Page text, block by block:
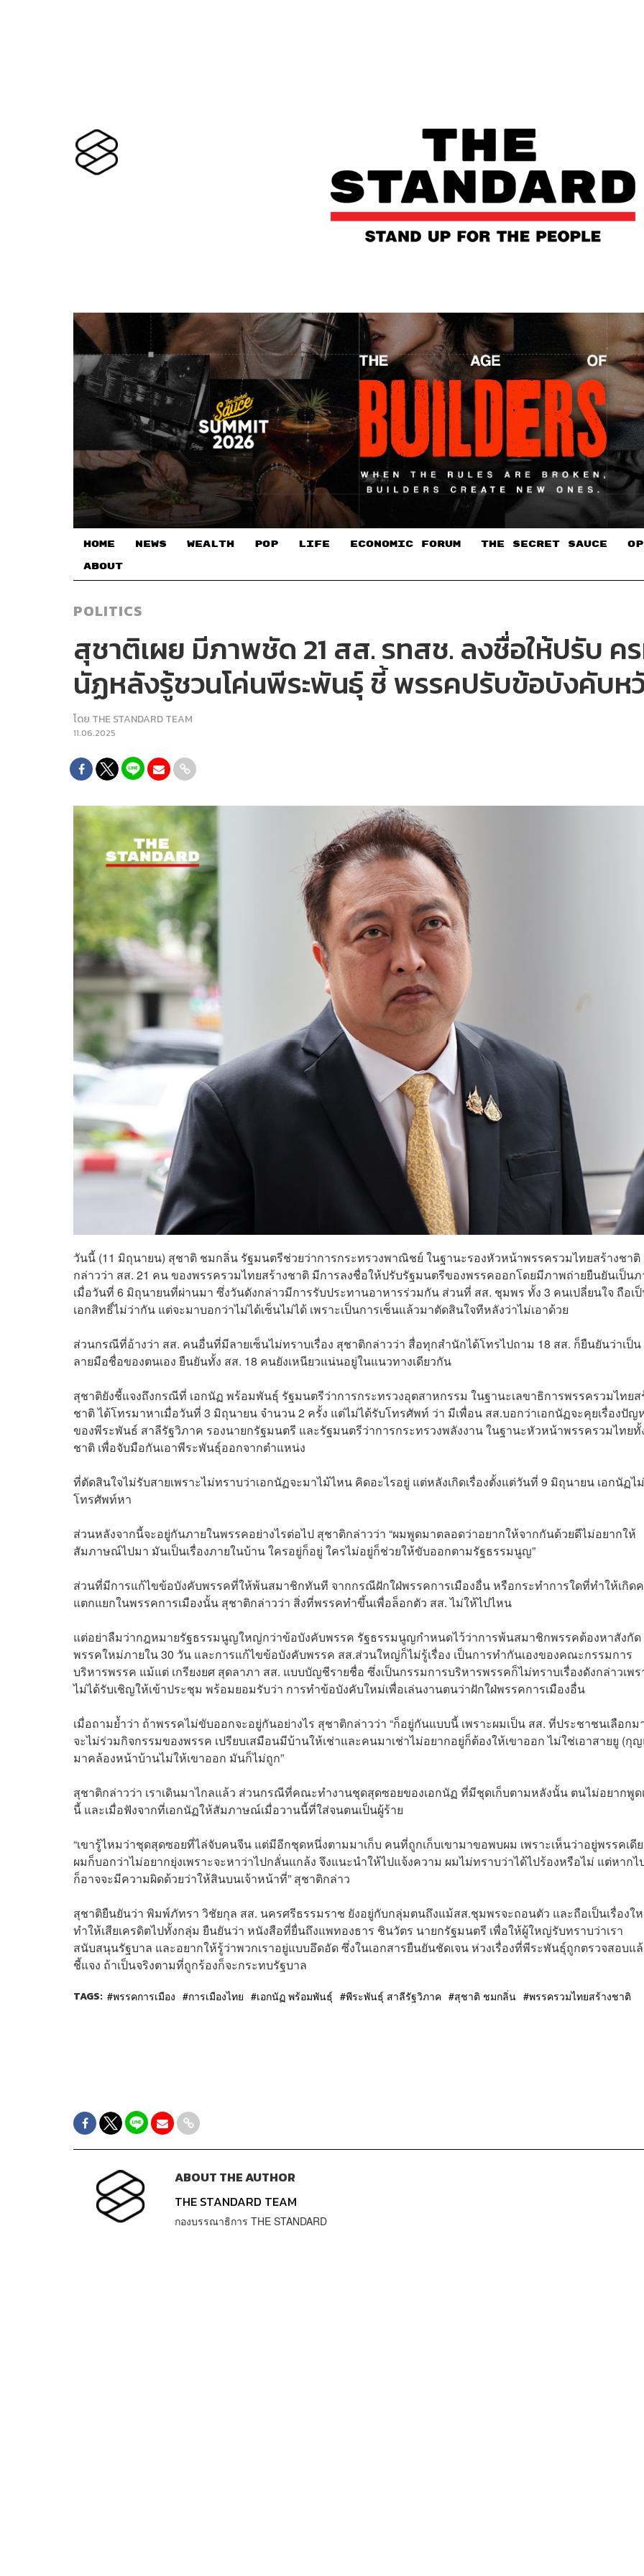
HOME NEWS WEALTH POP LIFE ECONOMIC FORUM THE SECRET SAUCE​
ABOUT
POLITICS
สุชาติเผย มีภาพชัด 21 สส. รทสช. ลงชื่อให้ปรับ ค
นัฏหลังรู้ชวนโค่นพีระพันธุ์ ชี้ พรรคปรับข้อบังคับห
โดย THE STANDARD TEAM
11.06.2025
วันนี้ (11 มิถุนายน) สุชาติ ชมกลิ่น รัฐมนตรีช่วยว่าการกระทรวงพาณิชย์ ในฐานะรองหัวหน้าพรรครวมไทยสร้างชาติ
กล่าวว่า สส. 21 คน ของพรรครวมไทยสร้างชาติ มีการลงชื่อให้ปรับรัฐมนตรีของพรรคออกโดยมีภาพถ่ายยืนยันเป็น
เมื่อวันที่ 6 มิถุนายนที่ผ่านมา ซึ่งวันดังกล่าวมีการรับประทานอาหารร่วมกัน ส่วนที่ สส. ชุมพร ทั้ง 3 คนเปลี่ยนใจ ถือเ
เอกสิทธิ์ไม่ว่ากัน แต่จะมาบอกว่าไม่ได้เซ็นไม่ได้ เพราะเป็นการเซ็นแล้วมาตัดสินใจทีหลังว่าไม่เอาด้วย
ส่วนกรณีที่อ้างว่า สส. คนอื่นที่มีลายเซ็นไม่ทราบเรื่อง สุชาติกล่าวว่า สื่อทุกสำนักได้โทรไปถาม 18 สส. ก็ยืนยันว่าเป็น
ลายมือชื่อของตนเอง ยืนยันทั้ง สส. 18 คนยังเหนียวแน่นอยู่ในแนวทางเดียวกัน
สุชาติยังชี้แจงถึงกรณีที่ เอกนัฏ พร้อมพันธ์ุ รัฐมนตรีว่าการกระทรวงอุตสาหกรรม ในฐานะเลขาธิการพรรครวมไทยส
ชาติ ได้โทรมาหาเมื่อวันที่ 3 มิถุนายน จำนวน 2 ครั้ง แต่ไม่ได้รับโทรศัพท์ ว่า มีเพื่อน สส.บอกว่าเอกนัฏจะคุยเรื่องปัญ
ของพีระพันธ์ สาลีรัฐวิภาค รองนายกรัฐมนตรี และรัฐมนตรีว่าการกระทรวงพลังงาน ในฐานะหัวหน้าพรรครวมไทยทั้
ชาติ เพื่อจับมือกันเอาพีระพันธ์ุออกจากตำแหน่ง
ที่ตัดสินใจไม่รับสายเพราะไม่ทราบว่าเอกนัฏจะมาไม้ไหน คิดอะไรอยู่ แต่หลังเกิดเรื่องตั้งแต่วันที่ 9 มิถุนายน เอกนัฏไ
โทรศัพท์หา
ส่วนหลังจากนี้จะอยู่กันภายในพรรคอย่างไรต่อไป สุชาติกล่าวว่า “ผมพูดมาตลอดว่าอยากให้จากกันด้วยดีไม่อยากให้
สัมภาษณ์ไปมา มันเป็นเรื่องภายในบ้าน ใครอยู่ก็อยู่ ใครไม่อยู่ก็ช่วยให้ขับออกตามรัฐธรรมนูญ”
ส่วนที่มีการแก้ไขข้อบังคับพรรคที่ให้พ้นสมาชิกทันที จากกรณีฝักใฝ่พรรคการเมืองอื่น หรือกระทำการใดที่ทำให้เกิด
แตกแยกในพรรคการเมืองนั้น สุชาติกล่าวว่า สิ่งที่พรรคทำขึ้นเพื่อล็อกตัว สส. ไม่ให้ไปไหน
แต่อย่าลืมว่ากฎหมายรัฐธรรมนูญใหญ่กว่าข้อบังคับพรรค รัฐธรรมนูญกำหนดไว้ว่าการพ้นสมาชิกพรรคต้องหาสังกัด
พรรคใหม่ภายใน 30 วัน และการแก้ไขข้อบังคับพรรค สส.ส่วนใหญ่ก็ไม่รู้เรื่อง เป็นการทำกันเองของคณะกรรมการ
บริหารพรรค แม้แต่ เกรียงยศ สุดลาภา สส. แบบบัญชีรายชื่อ ซึ่งเป็นกรรมการบริหารพรรคก็ไม่ทราบเรื่องดังกล่าวเพร
ไม่ได้รับเชิญให้เข้าประชุม พร้อมยอมรับว่า การทำข้อบังคับใหม่เพื่อเล่นงานตนว่าฝักใฝ่พรรคการเมืองอื่น
เมื่อถามย้ำว่า ถ้าพรรคไม่ขับออกจะอยู่กันอย่างไร สุชาติกล่าวว่า “ก็อยู่กันแบบนี้ เพราะผมเป็น สส. ที่ประชาชนเลือกม
จะไม่ร่วมกิจกรรมของพรรค เปรียบเสมือนมีบ้านให้เช่าและคนมาเช่าไม่อยากอยู่ก็ต้องให้เขาออก ไม่ใช่เอาสายยู (กุ
มาคล้องหน้าบ้านไม่ให้เขาออก มันก็ไม่ถูก”
สุชาติกล่าวว่า เราเดินมาไกลแล้ว ส่วนกรณีที่คณะทำงานชุดสุดซอยของเอกนัฏ ที่มีชุดเก็บตามหลังนั้น ตนไม่อยากพูด
นี้ และเมื่อฟังจากที่เอกนัฏให้สัมภาษณ์เมื่อวานนี้ที่ใส่จนตนเป็นผู้ร้าย
“เขารู้ไหมว่าชุดสุดซอยที่ไล่จับคนจีน แต่มีอีกชุดหนึ่งตามมาเก็บ คนที่ถูกเก็บเขามาขอพบผม เพราะเห็นว่าอยู่พรรคเดี
ผมก็บอกว่าไม่อยากยุ่งเพราะจะหาว่าไปกลั่นแกล้ง จึงแนะนำให้ไปแจ้งความ ผมไม่ทราบว่าได้ไปร้องหรือไม่ แต่หากไ
ก็อาจจะมีความผิดด้วยว่าให้สินบนเจ้าหน้าที่” สุชาติกล่าว
สุชาติยืนยันว่า พิมพ์ภัทรา วิชัยกุล สส. นครศรีธรรมราช ยังอยู่กับกลุ่มตนถึงแม้สส.ชุมพรจะถอนตัว และถือเป็นเรื่องใ
ทำให้เสียเครดิตไปทั้งกลุ่ม ยืนยันว่า หนังสือที่ยื่นถึงแพทองธาร ชินวัตร นายกรัฐมนตรี เพื่อให้ผู้ใหญ่รับทราบว่าเรา
สนับสนุนรัฐบาล และอยากให้รู้ว่าพวกเราอยู่แบบอึดอัด ซึ่งในเอกสารยืนยันชัดเจน ห่วงเรื่องที่พีระพันธ์ุถูกตรวจสอบแ
ชี้แจง ถ้าเป็นจริงตามที่ถูกร้องก็จะกระทบรัฐบาล
TAGS: พรรคการเมือง การเมืองไทย เอกนัฏ พร้อมพันธุ์ พีระพันธุ์ สาลีรัฐวิภาค สุชาติ ชมกลิ่น พรรครวมไทยสร้างชาติ
ABOUT THE AUTHOR
THE STANDARD TEAM
กองบรรณาธิการ THE STANDARD